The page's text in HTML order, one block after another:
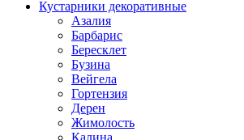
Кустарники декоративные
Азалия
Барбарис
Бересклет
Бузина
Вейгела
Гортензия
Дерен
Жимолость
Калина